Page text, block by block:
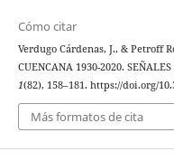
Cómo citar
Verdugo Cárdenas, J., & Petroff
CUENCANA 1930-2020.
1(82), 158–181. https://doi.org/
Más formatos de cita